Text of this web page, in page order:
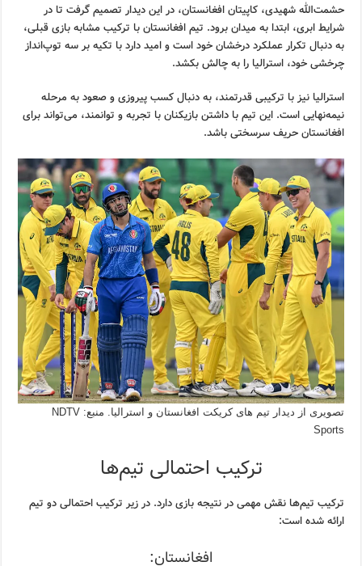
حشمت‌الله شهیدی، کاپیتان افغانستان، در این دیدار تصمیم گرفت تا در
شرایط ابری، ابتدا به میدان برود. تیم افغانستان با ترکیب مشابه بازی قبلی،
به دنبال تکرار عملکرد درخشان خود است و امید دارد با تکیه بر سه توپ‌انداز
چرخشی خود، استرالیا را به چالش بکشد.
استرالیا نیز با ترکیبی قدرتمند، به دنبال کسب پیروزی و صعود به مرحله
نیمه‌نهایی است. این تیم با داشتن بازیکنان با تجربه و توانمند، می‌تواند برای
افغانستان حریف سرسختی باشد.
تصویری از دیدار تیم های کریکت افغانستان و استرالیا. منبع: NDTV
Sports
ترکیب احتمالی تیم‌ها
ترکیب تیم‌ها نقش مهمی در نتیجه بازی دارد. در زیر ترکیب احتمالی دو تیم
ارائه شده است:
افغانستان: